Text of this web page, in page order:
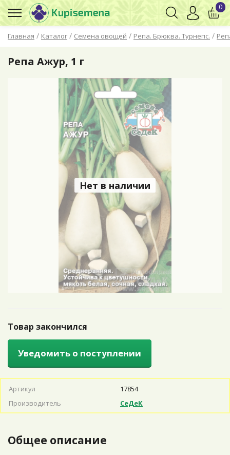
Главная / Каталог / Семена овощей / Репа. Брюква. Турнепс. /
0
Репа Ажур, 1 г
Нет в наличии
Товар закончился
Уведомить о поступлении
Артикул
17854
Производитель
СеДеК
Общее описание